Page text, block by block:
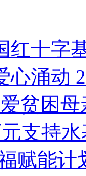
红十字
心涌动
贫困
支持
赋能计